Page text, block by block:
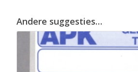
Andere suggesties…